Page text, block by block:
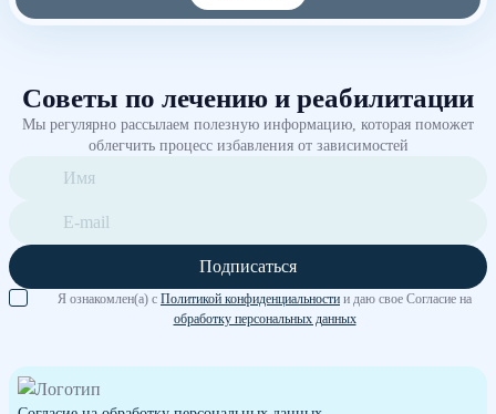
Советы по лечению и реабилитации
Мы регулярно рассылаем полезную информацию, которая поможет
облегчить процесс избавления от зависимостей
Подписаться
Я ознакомлен(а) с Политикой конфиденциальности и даю свое Согласие на
обработку персональных данных